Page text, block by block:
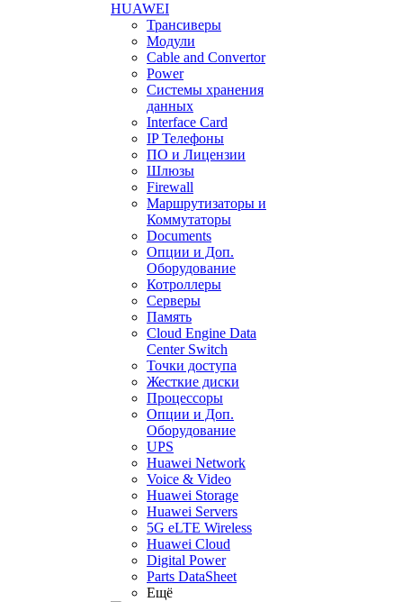
HUAWEI
Трансиверы
Модули
Cable and Convertor
Power
Системы хранения
данных
Interface Card
IP Телефоны
ПО и Лицензии
Шлюзы
Firewall
Маршрутизаторы и
Коммутаторы
Documents
Опции и Доп.
Оборудование
Котроллеры
Серверы
Память
Cloud Engine Data
Center Switch
Точки доступа
Жесткие диски
Процессоры
Опции и Доп.
Оборудование
UPS
Huawei Network
Voice & Video
Huawei Storage
Huawei Servers
5G eLTE Wireless
Huawei Cloud
Digital Power
Parts DataSheet
Ещё